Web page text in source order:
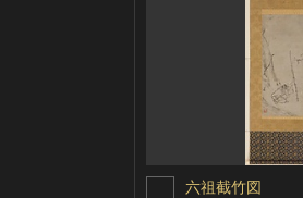
六祖截竹図